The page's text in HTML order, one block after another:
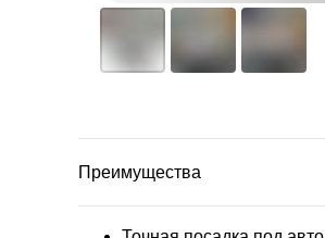
Преимущества